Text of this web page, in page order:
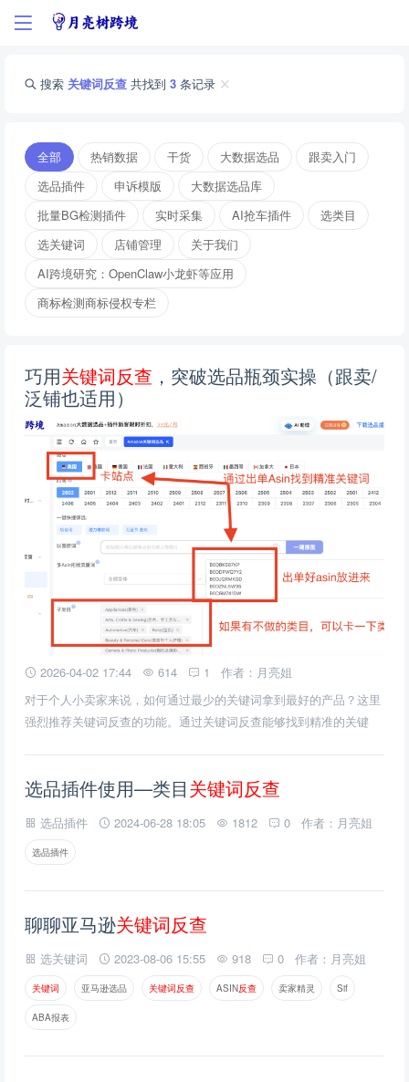
搜索 关键词反查 共找到 3 条记录
全部 热销数据 干货 大数据选品
跟卖入门
选品插件
申诉模版
大数据选品库
批量BG检测插件
实时采集 AI抢车插件
选类目
选关键词
店铺管理
关于我们
AI跨境研究：OpenClaw小龙虾等应用
商标检测商标侵权专栏
巧用关键词反查 ，突破选品瓶颈实操（跟卖/
泛铺也适用）
2026-04-02 17:44 614 1
作者：月亮姐
对于个人小卖家来说，如何通过最少的关键词拿到最好的产品？这里
强烈推荐关键词反查的功能。通过关键词反查能够找到精准的关键
选品插件使用—类目关键词反查
选品插件 2024-06-28 18:05 1812 0 作者：月亮姐
选品插件
聊聊亚马逊关键词反查
选关键词 2023-08-06 15:55 918 0 作者：月亮姐
关键词 亚马逊选品 关键词反查 ASIN反查 卖家精灵 Sif
ABA报表